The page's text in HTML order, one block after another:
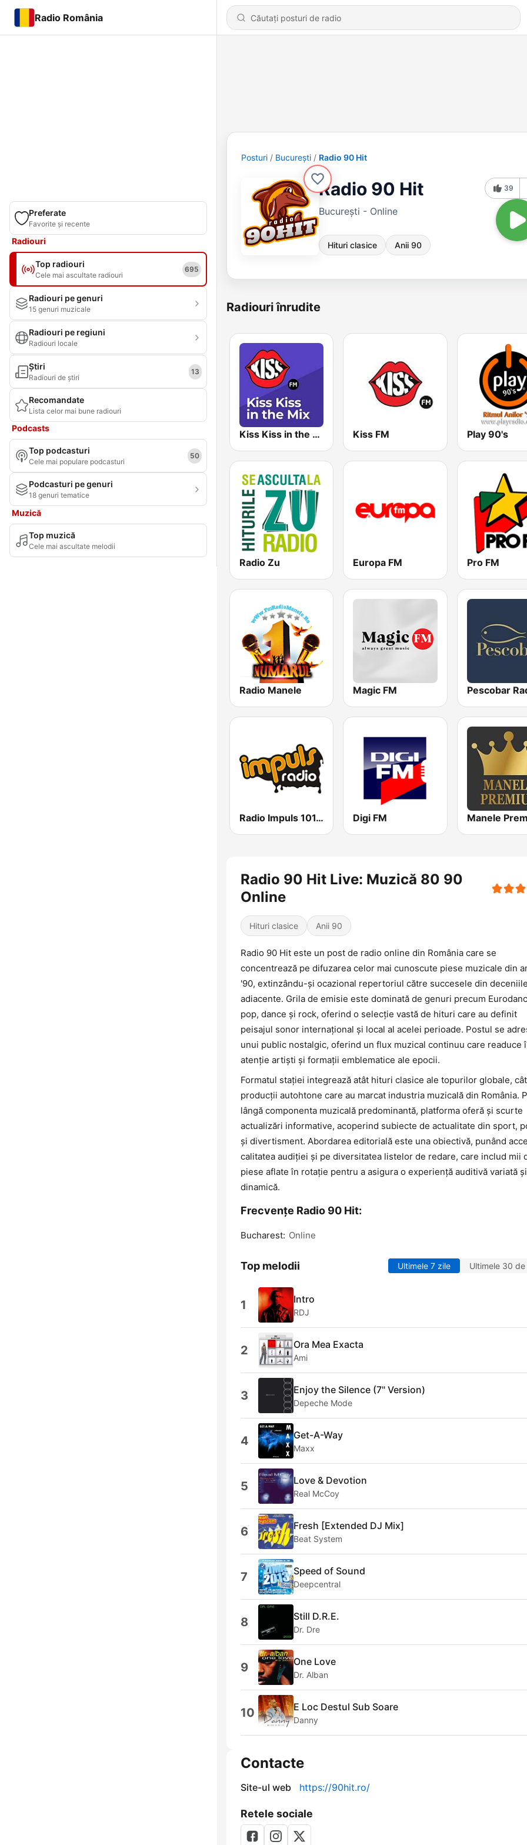
Radio România
Preferate
Favorite și recente
Radiouri
Top radiouri
Cele mai ascultate radiouri
695
Radiouri pe genuri
15 genuri muzicale
Radiouri pe regiuni
Radiouri locale
Știri
Radiouri de știri
13
Recomandate
Lista celor mai bune radiouri
Podcasts
Top podcasturi
Cele mai populare podcasturi
50
Podcasturi pe genuri
18 genuri tematice
Muzică
Top muzică
Cele mai ascultate melodii
Posturi Bucureşti Radio 90 Hit
Radio 90 Hit
Bucureşti - Online
Hituri clasice Anii 90
39
Radiouri înrudite
Kiss Kiss in the Mix Radio Kiss FM Play 90's
Radio Zu Europa FM Pro FM
Radio Manele Magic FM Pescobar
Radio Impuls 101.5 FM Digi FM Manele
Radio 90 Hit Live: Muzică 80 90
Online
Hituri clasice Anii 90
Radio 90 Hit este un post de radio online din România care se
concentrează pe difuzarea celor mai cunoscute piese muzicale din
'90, extinzându-și ocazional repertoriul către succesele din
adiacente. Grila de emisie este dominată de genuri precum
pop, dance și rock, oferind o selecție vastă de hituri care au definit
peisajul sonor internațional și local al acelei perioade. Postul se
unui public nostalgic, oferind un flux muzical continuu care readuce
atenție artiști și formații emblematice ale epocii.
Formatul stației integrează atât hituri clasice ale topurilor globale,
producții autohtone care au marcat industria muzicală din România.
lângă componenta muzicală predominantă, platforma oferă și scurte
actualizări informative, acoperind subiecte de actualitate din sport,
și divertisment. Abordarea editorială este una obiectivă, punând
calitatea audiției și pe diversitatea listelor de redare, care includ mii
piese aflate în rotație pentru a asigura o experiență auditivă variată și
dinamică.
Frecvențe Radio 90 Hit:
Bucharest: Online
Top melodii Ultimele 7 zile Ultimele 30 de
1 Intro
RDJ
2 Ora Mea Exacta
Ami
3 Enjoy the Silence (7" Version)
Depeche Mode
4 Get-A-Way
Maxx
5 Love & Devotion
Real McCoy
6 Fresh [Extended DJ Mix]
Beat System
7 Speed of Sound
Deepcentral
8 Still D.R.E.
Dr. Dre
9 One Love
Dr. Alban
10 E Loc Destul Sub Soare
Danny
Contacte
Site-ul web https://90hit.ro/
Retele sociale